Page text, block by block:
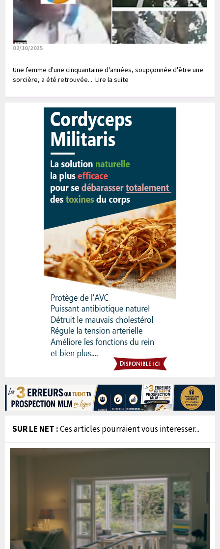
02/10/2025
Une femme d'une cinquantaine d'années, soupçonnée d'être une
sorcière, a été retrouvée.... Lire la suite
SUR LE NET :Ces articles pourraient vous interesser...